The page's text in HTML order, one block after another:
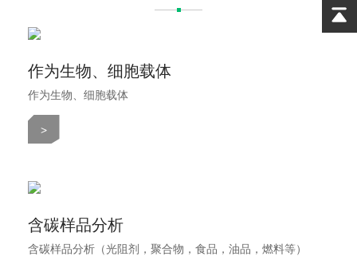
作为生物、细胞载体
作为生物、细胞载体
>
​含碳样品分析
含碳样品分析（光阻剂，聚合物，食品，油品，燃料等）